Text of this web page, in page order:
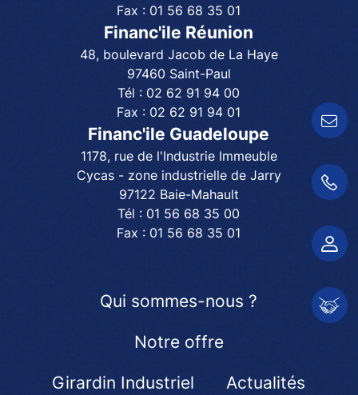
Contactez-nous !
01 56 68 35 00
Espace client
Espace
Fax : 01 56 68 35 01
Financ'ile Réunion
48, boulevard Jacob de La Haye
97460 Saint-Paul
Tél : 02 62 91 94 00
Fax : 02 62 91 94 01
Financ'ile Guadeloupe
1178, rue de l'Industrie Immeuble
Cycas - zone industrielle de Jarry
97122 Baie-Mahault
Tél : 01 56 68 35 00
Fax : 01 56 68 35 01
Qui sommes-nous ?
Notre offre
Girardin Industriel Actualités